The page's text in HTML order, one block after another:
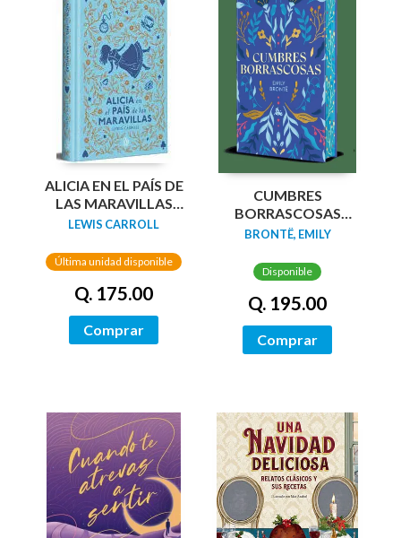
ALICIA EN EL PAÍS DE
LAS MARAVILLAS
(EDICIÓN LIMITADA
PINTADOS)
LEWIS CARROLL
Última unidad disponible
Q. 175.00
Comprar
CUMBRES
BORRASCOSAS
(EDICION LIMITADA
TINTADOS)
BRONTË, EMILY
Disponible
Q. 195.00
Comprar